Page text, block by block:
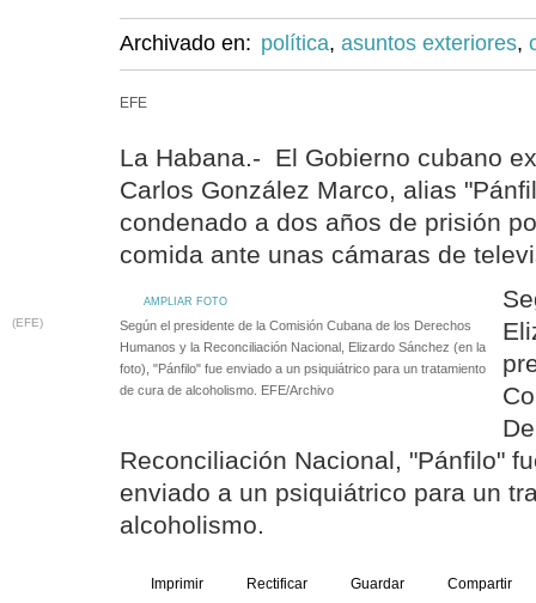
Archivado en: política, asuntos exteriores,
EFE
La Habana.- El Gobierno cubano
Carlos González Marco, alias
condenado a dos años de prisión
comida ante unas cámaras de
AMPLIAR FOTO
(EFE)
Según el presidente de la Comisión Cubana de los Derechos
Humanos y la Reconciliación Nacional, Elizardo Sánchez (en la
foto), "Pánfilo" fue enviado a un psiquiátrico para un tratamiento
de cura de alcoholismo. EFE/Archivo
Reconciliación Nacional, "Pánfilo"
enviado a un psiquiátrico para un
alcoholismo.
Imprimir Rectificar Guardar Compartir